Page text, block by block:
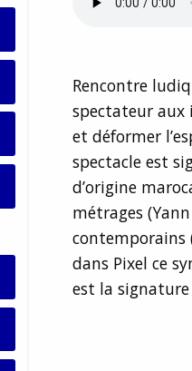
Rencontre
spectateur aux
et déformer
spectacle est
d’origine
métrages (Yann
contemporains
dans Pixel ce
est la signature